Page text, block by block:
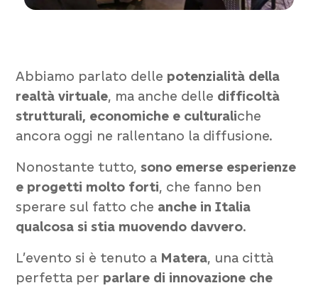
Abbiamo parlato delle potenzialità della
realtà virtuale, ma anche delle difficoltà
strutturali, economiche e culturaliche
ancora oggi ne rallentano la diffusione.
Nonostante tutto,sono emerse esperienze
e progetti molto forti, che fanno ben
sperare sul fatto che anche in Italia
qualcosa si stia muovendo davvero.
L’evento si è tenuto a Matera, una città
perfetta per parlare di innovazione che